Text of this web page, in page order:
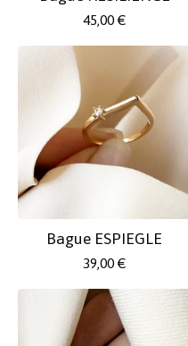
45,00 €
Bague ESPIEGLE
39,00 €